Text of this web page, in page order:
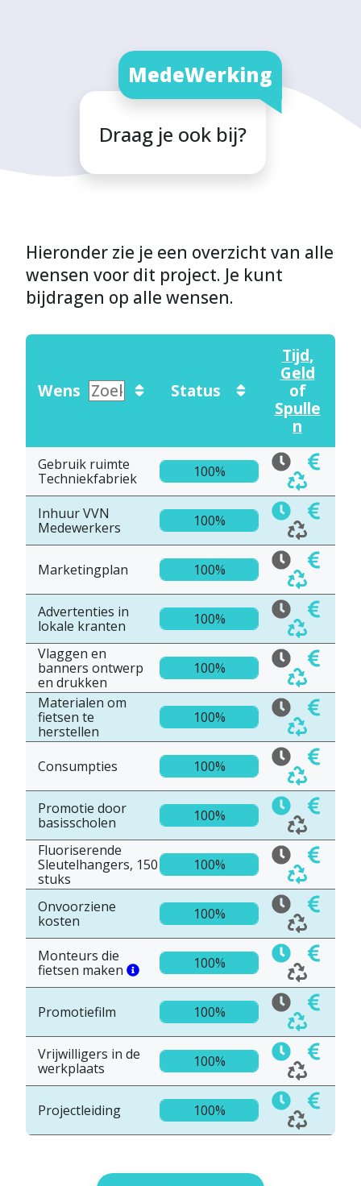
MedeWerking
Draag je ook bij?
Hieronder zie je een overzicht van alle
wensen voor dit project. Je kunt
bijdragen op alle wensen.
Wens Status
Tijd,
Geld
of
Spulle
n
Gebruik ruimte
Techniekfabriek
100%
Inhuur VVN
Medewerkers
100%
Marketingplan 100%
Advertenties in
lokale kranten
100%
Vlaggen en
banners ontwerp
en drukken
100%
Materialen om
fietsen te
herstellen
100%
Consumpties 100%
Promotie door
basisscholen
100%
Fluoriserende
Sleutelhangers, 150
stuks
100%
Onvoorziene
kosten
100%
Monteurs die
fietsen maken
100%
Promotiefilm 100%
Vrijwilligers in de
werkplaats
100%
Projectleiding 100%